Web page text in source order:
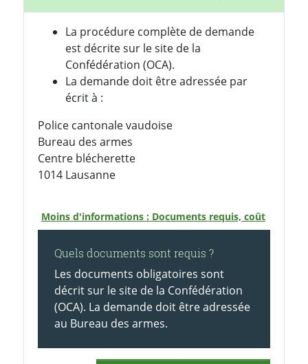
La procédure complète de demande
est décrite sur le site de la
Confédération (OCA).
La demande doit être adressée par
écrit à :
Police cantonale vaudoise
Bureau des armes
Centre blécherette
1014 Lausanne
Moins d'informations : Documents requis, coût
Quels documents sont requis ?
Les documents obligatoires sont
décrit sur le site de la Confédération
(OCA). La demande doit être adressée
au Bureau des armes.